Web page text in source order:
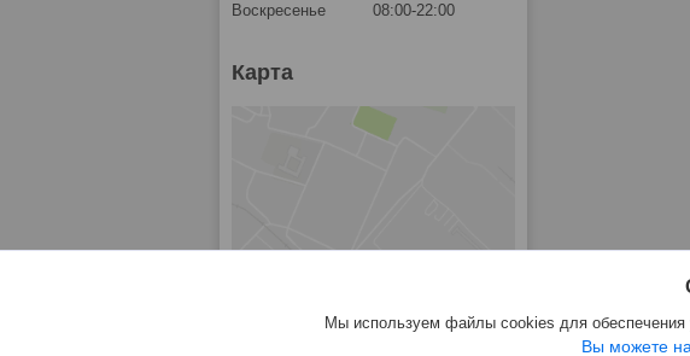
Воскресенье
08:00-22:00
Карта
Мы используем файлы cookies для обеспечения
Вы можете